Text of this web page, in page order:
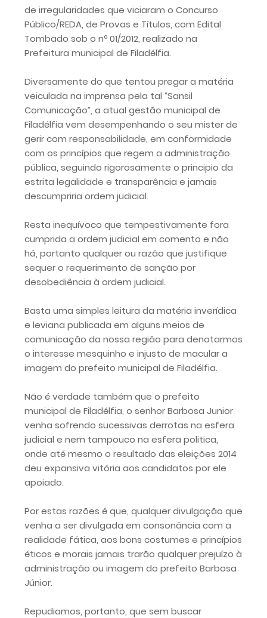
de irregularidades que viciaram o Concurso
Público/REDA, de Provas e Títulos, com Edital
Tombado sob o nº 01/2012, realizado na
Prefeitura municipal de Filadélfia.
Diversamente do que tentou pregar a matéria
veiculada na imprensa pela tal “Sansil
Comunicação”, a atual gestão municipal de
Filadélfia vem desempenhando o seu mister de
gerir com responsabilidade, em conformidade
com os princípios que regem a administração
pública, seguindo rigorosamente o principio da
estrita legalidade e transparência e jamais
descumpriria ordem judicial.
Resta inequívoco que tempestivamente fora
cumprida a ordem judicial em comento e não
há, portanto qualquer ou razão que justifique
sequer o requerimento de sanção por
desobediência à ordem judicial.
Basta uma simples leitura da matéria inverídica
e leviana publicada em alguns meios de
comunicação da nossa região para denotarmos
o interesse mesquinho e injusto de macular a
imagem do prefeito municipal de Filadélfia.
Não é verdade também que o prefeito
municipal de Filadélfia, o senhor Barbosa Junior
venha sofrendo sucessivas derrotas na esfera
judicial e nem tampouco na esfera politica,
onde até mesmo o resultado das eleições 2014
deu expansiva vitória aos candidatos por ele
apoiado.
Por estas razões é que, qualquer divulgação que
venha a ser divulgada em consonância com a
realidade fática, aos bons costumes e princípios
éticos e morais jamais trarão qualquer prejuízo à
administração ou imagem do prefeito Barbosa
Júnior.
Repudiamos, portanto, que sem buscar